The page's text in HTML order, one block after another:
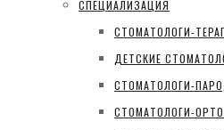
СПЕЦИАЛИЗАЦИЯ
СТОМАТОЛОГИ-
ДЕТСКИЕ
СТОМАТОЛОГИ-
СТОМАТОЛОГИ-